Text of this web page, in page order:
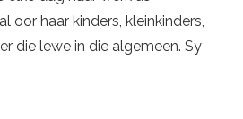
oor haar kinders, kleinkinders,
die lewe in die algemeen. Sy